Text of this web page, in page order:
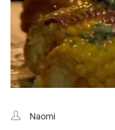
Naomi